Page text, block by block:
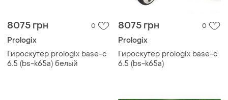
8075 грн 0
Prologix
Гироскутер prologix base-c
6.5 (bs-k65a) белый
8075 грн 0
Prologix
Гироскутер prologix base-c
6.5 (bs-k65a)